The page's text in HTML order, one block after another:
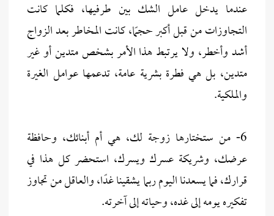
عندما يدخل عامل الشك بين طرفيها، فكلما كانت
التجاوزات من قبل أكبر حجمًا، كانت المخاطر بعد الزواج
أشد وأخطر، ولا يرتبط هذا الأمر بشخص متدين أو غير
متدين، بل هي فطرة بشرية عامة، تدعمها عوامل الغيرة
والملكية.
6- من ستختارها زوجة لك، هي أم أبنائك، وحافظة
عرضك، وشريكة عسرك ويسرك، استحضر كل هذا في
قرارك، فما يسعدنا اليوم ربما يشقينا غدًا، والعاقل من تجاوز
تفكيره يومه إلى غده، وحياته إلى آخرته.